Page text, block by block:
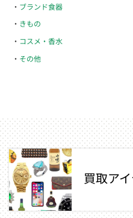
ブランド食器
きもの
コスメ・香水
その他
買取ア